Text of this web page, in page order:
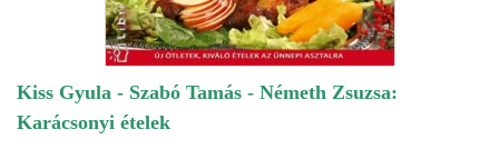
Kiss Gyula - Szabó Tamás - Németh Zsuzsa:
Karácsonyi ételek